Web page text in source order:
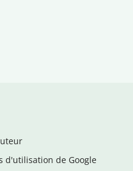
d'utilisation de Google